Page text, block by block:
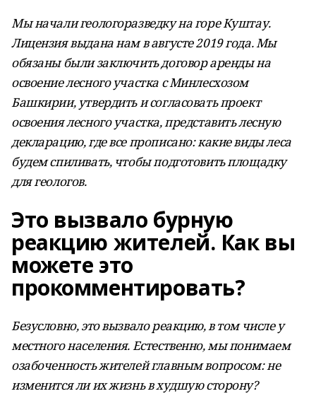
Мы начали геологоразведку на горе Куштау.
Лицензия выдана нам в августе 2019 года. Мы
обязаны были заключить договор аренды на
освоение лесного участка с Минлесхозом
Башкирии, утвердить и согласовать проект
освоения лесного участка, представить лесную
декларацию, где все прописано: какие виды леса
будем спиливать, чтобы подготовить площадку
для геологов.
Это вызвало бурную
реакцию жителей. Как вы
можете это
прокомментировать?
Безусловно, это вызвало реакцию, в том числе у
местного населения. Естественно, мы понимаем
озабоченность жителей главным вопросом: не
изменится ли их жизнь в худшую сторону?